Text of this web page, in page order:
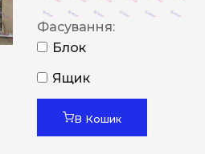
Фасування:
Блок
Ящик
В Кошик